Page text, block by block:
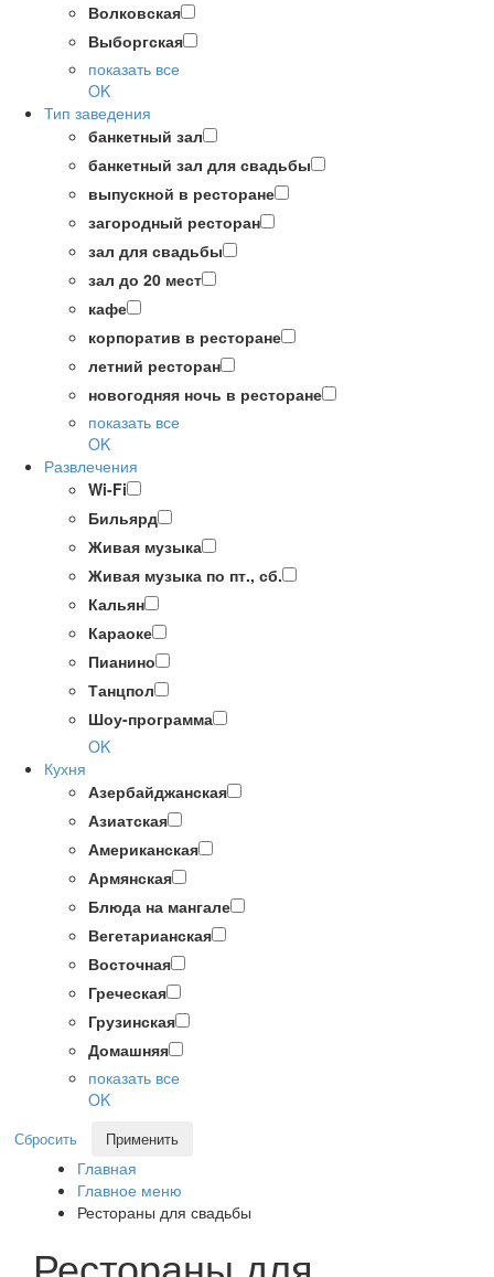
Волковская
Выборгская
показать все
OK
Тип заведения
банкетный зал
банкетный зал для свадьбы
выпускной в ресторане
загородный ресторан
зал для свадьбы
зал до 20 мест
кафе
корпоратив в ресторане
летний ресторан
новогодняя ночь в ресторане
показать все
OK
Развлечения
Wi-Fi
Бильярд
Живая музыка
Живая музыка по пт., сб.
Кальян
Караоке
Пианино
Танцпол
Шоу-программа
OK
Кухня
Азербайджанская
Азиатская
Американская
Армянская
Блюда на мангале
Вегетарианская
Восточная
Греческая
Грузинская
Домашняя
показать все
OK
Сбросить Применить
Главная
Главное меню
Рестораны для свадьбы